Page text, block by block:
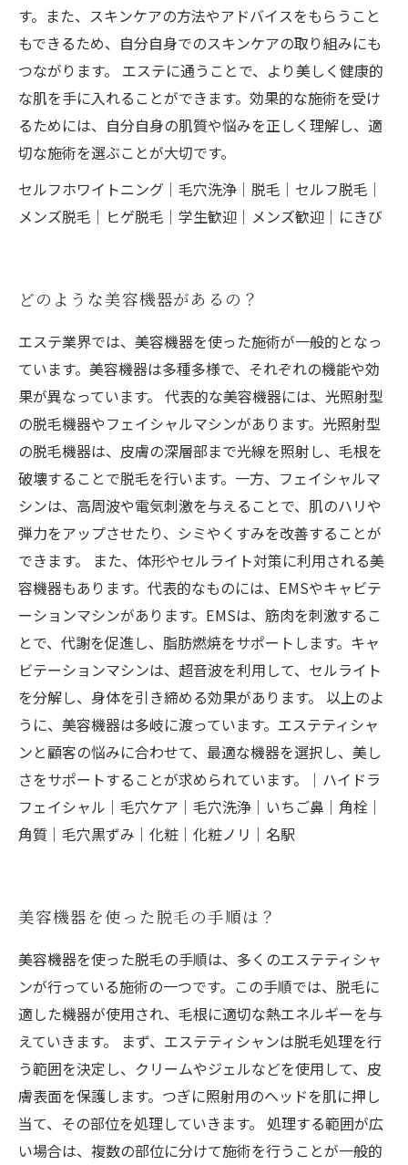
す。また、スキンケアの方法やアドバイスをもらうこと
もできるため、自分自身でのスキンケアの取り組みにも
つながります。 エステに通うことで、より美しく健康的
な肌を手に入れることができます。効果的な施術を受け
るためには、自分自身の肌質や悩みを正しく理解し、適
切な施術を選ぶことが大切です。
セルフホワイトニング｜毛穴洗浄｜脱毛｜セルフ脱毛｜
メンズ脱毛｜ヒゲ脱毛｜学生歓迎｜メンズ歓迎｜にきび
どのような美容機器があるの？
エステ業界では、美容機器を使った施術が一般的となっ
ています。美容機器は多種多様で、それぞれの機能や効
果が異なっています。 代表的な美容機器には、光照射型
の脱毛機器やフェイシャルマシンがあります。光照射型
の脱毛機器は、皮膚の深層部まで光線を照射し、毛根を
破壊することで脱毛を行います。一方、フェイシャルマ
シンは、高周波や電気刺激を与えることで、肌のハリや
弾力をアップさせたり、シミやくすみを改善することが
できます。 また、体形やセルライト対策に利用される美
容機器もあります。代表的なものには、EMSやキャビテ
ーションマシンがあります。EMSは、筋肉を刺激するこ
とで、代謝を促進し、脂肪燃焼をサポートします。キャ
ビテーションマシンは、超音波を利用して、セルライト
を分解し、身体を引き締める効果があります。 以上のよ
うに、美容機器は多岐に渡っています。エステティシャ
ンと顧客の悩みに合わせて、最適な機器を選択し、美し
さをサポートすることが求められています。｜ハイドラ
フェイシャル｜毛穴ケア｜毛穴洗浄｜いちご鼻｜角栓｜
角質｜毛穴黒ずみ｜化粧｜化粧ノリ｜名駅
美容機器を使った脱毛の手順は？
美容機器を使った脱毛の手順は、多くのエステティシャ
ンが行っている施術の一つです。この手順では、脱毛に
適した機器が使用され、毛根に適切な熱エネルギーを与
えていきます。 まず、エステティシャンは脱毛処理を行
う範囲を決定し、クリームやジェルなどを使用して、皮
膚表面を保護します。つぎに照射用のヘッドを肌に押し
当て、その部位を処理していきます。 処理する範囲が広
い場合は、複数の部位に分けて施術を行うことが一般的